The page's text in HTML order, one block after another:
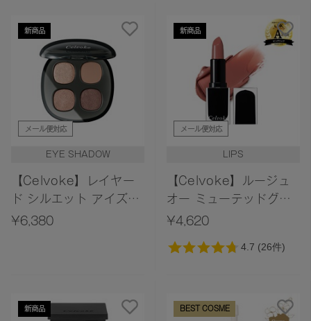
発売日順
価格が安い
価格が高い
レビューが多い順
新商品
メール便対応
EYE SHADOW
【Celvoke】レイヤー
ド シルエット アイズ
［01～04,EX01］＜
¥6,380
新商品
メール便対応
LIPS
【Celvoke】ルージュ
オー ミューテッドグロ
ウ ［01～
2026 AW Collection
¥4,620
新商品 BEST COSME